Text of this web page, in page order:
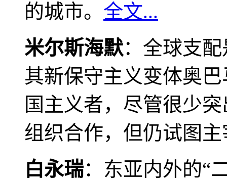
的城市。 全文...
米尔斯海默：全球支
其新保守主义变体奥
国主义者，尽管很少
组织合作，但仍试图
白永瑞：东亚内外的“